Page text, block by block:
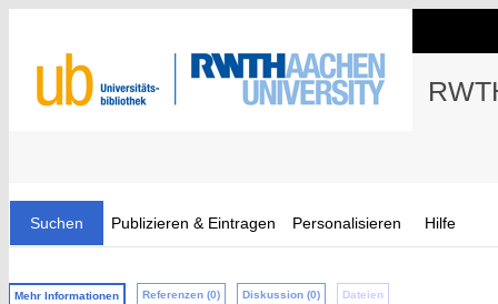
Suchen Publizieren & Eintragen Personalisieren Hilfe
Mehr Informationen Referenzen (0) Diskussion (0) Dateien